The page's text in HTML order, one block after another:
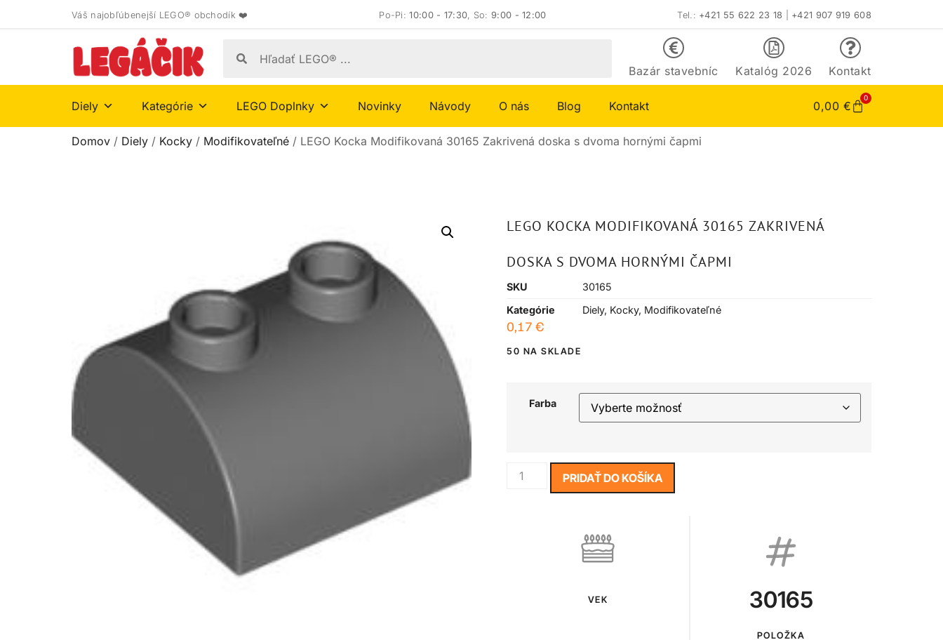
Váš najobľúbenejší LEGO® obchodík ❤️ Po-Pi:10:00 - 17:30, So:9:00 - 12:00 Tel.: +421 55 622 23 18 +421 907 919 608
Bazár stavebníc Katalóg 2026 Kontakt
Diely Kategórie LEGO Doplnky Novinky Návody O nás Blog Kontakt 0,00 €
0
Domov / Diely / Kocky / Modifikovateľné / LEGO Kocka Modifikovaná 30165 Zakrivená doska s dvoma hornými čapmi
LEGO KOCKA MODIFIKOVANÁ 30165 ZAKRIVENÁ
DOSKA S DVOMA HORNÝMI ČAPMI
SKU
30165
Kategórie
Diely, Kocky, Modifikovateľné
0,17 €
50 NA SKLADE
Farba
PRIDAŤ DO KOŠÍKA
VEK 30165
POLOŽKA